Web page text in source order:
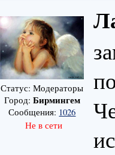
Статус: Модераторы
Город: Бирмингем
Сообщения: 1026
Не в сети